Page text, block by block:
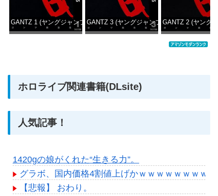
GANTZ 1 (ヤングジャンプコミックスDIGITAL)
GANTZ 3 (ヤングジャンプコミックス
GANTZ 2 (ヤング
ホロライブ関連書籍(DLsite)
人気記事！
1420gの娘がくれた“生きる力”。
グラボ、国内価格4割値上げかｗｗｗｗｗｗｗｗ
【悲報】 おわり。